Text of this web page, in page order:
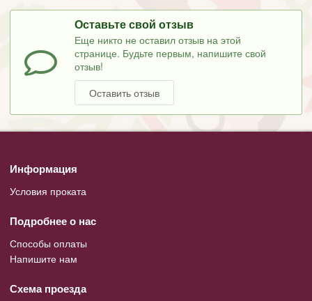
Оставьте свой отзыв
Еще никто не оставил отзыв на этой
странице. Будьте первым, напишите свой
отзыв!
Оставить отзыв
Информация
Условия проката
Подробнее о нас
Способы оплаты
Напишите нам
Схема проезда